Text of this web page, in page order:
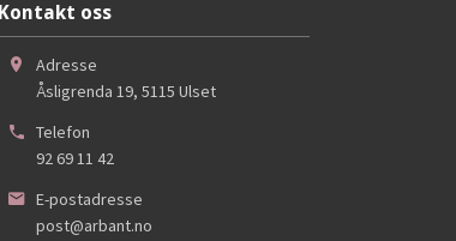
Kontakt oss
Adresse
Åsligrenda 19, 5115 Ulset
Telefon
92 69 11 42
E-postadresse
post@arbant.no